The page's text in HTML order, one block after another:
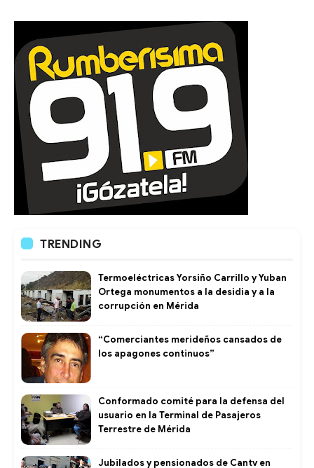
TRENDING
Termoeléctricas Yorsiño Carrillo y Yuban
Ortega monumentos a la desidia y a la
corrupción en Mérida
“Comerciantes merideños cansados de
los apagones continuos”
Conformado comité para la defensa del
usuario en la Terminal de Pasajeros
Terrestre de Mérida
Jubilados y pensionados de Cantv en